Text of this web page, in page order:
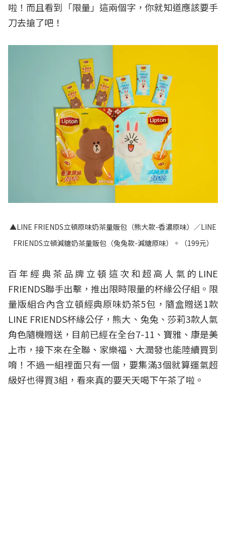
啦！而且看到「限量」這兩個字，你就知道應該要手
刀去搶了吧！
▲LINE FRIENDS立頓原味奶茶量販包（熊大款-香濃原味）／LINE
FRIENDS立頓減糖奶茶量販包（兔兔款-減糖原味）。（199元）
百年經典茶品牌立頓這次和超高人氣的LINE
FRIENDS聯手出擊，推出限時限量的杯緣公仔組。限
量版組合內含立頓經典原味奶茶5包，隨盒贈送1款
LINE FRIENDS杯緣公仔，熊大、兔兔、莎莉3款人氣
角色隨機贈送，目前已經在全台7-11、寶雅、康是美
上市，接下來在全聯、家樂福、大潤發也能陸續買到
唷！不過一組裡面只有一個，要集滿3個就算運氣超
級好也得買3組，看來真的要天天喝下午茶了啦。